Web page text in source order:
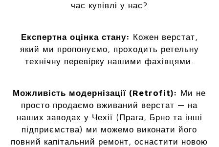
час купівлі у нас?
Експертна оцінка стану: Кожен верстат,
який ми пропонуємо, проходить ретельну
технічну перевірку нашими фахівцями.
Можливість модернізації (Retrofit): Ми не
просто продаємо вживаний верстат — на
наших заводах у Чехії (Прага, Брно та інші
підприємства) ми можемо виконати його
повний капітальний ремонт, оснастити новою